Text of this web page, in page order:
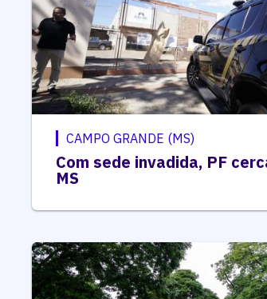
CAMPO GRANDE (MS)
Com sede invadida, PF
MS